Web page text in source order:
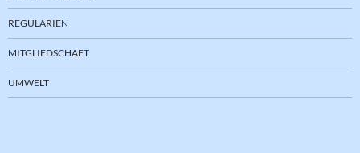
REGULARIEN
MITGLIEDSCHAFT
UMWELT